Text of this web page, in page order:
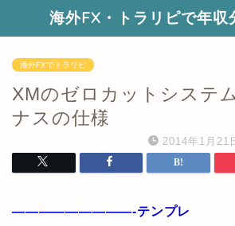
海外FX・トラリピで年収
海外FXでトラリピ
XMのゼロカットシステ
ナスの仕様
2014年1月21
—————————-テンプレ